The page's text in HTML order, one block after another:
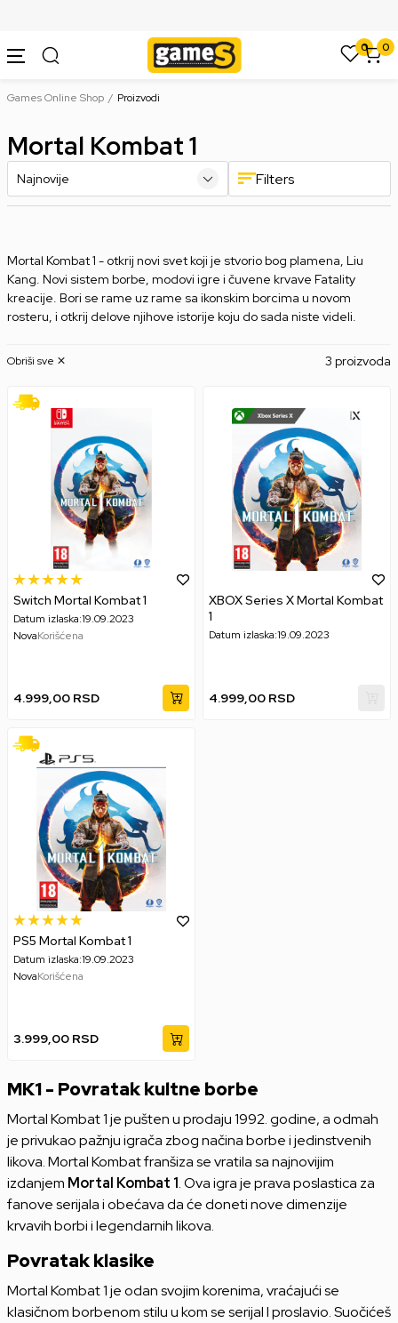
0 0
Games Online Shop Proizvodi
Mortal Kombat 1
Filters
Mortal Kombat 1 - otkrij novi svet koji je stvorio bog plamena, Liu
Kang. Novi sistem borbe, modovi igre i čuvene krvave Fatality
kreacije. Bori se rame uz rame sa ikonskim borcima u novom
rosteru, i otkrij delove njihove istorije koju do sada niste videli.
3 proizvoda
Obriši sve
Switch Mortal Kombat 1
Datum izlaska:19.09.2023
NovaKorišćena
4.999,00 RSD
XBOX Series X Mortal Kombat
1
Datum izlaska:19.09.2023
4.999,00 RSD
PS5 Mortal Kombat 1
Datum izlaska:19.09.2023
NovaKorišćena
3.999,00 RSD
MK1 - Povratak kultne borbe
Mortal Kombat 1 je pušten u prodaju 1992. godine, a odmah
je privukao pažnju igrača zbog načina borbe i jedinstvenih
likova. Mortal Kombat franšiza se vratila sa najnovijim
izdanjem Mortal Kombat 1. Ova igra je prava poslastica za
fanove serijala i obećava da će doneti nove dimenzije
krvavih borbi i legendarnih likova.
Povratak klasike
Mortal Kombat 1 je odan svojim korenima, vraćajući se
klasičnom borbenom stilu u kom se serijal I proslavio. Suočićeš